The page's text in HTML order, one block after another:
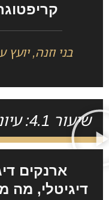
בני וזנה, יועץ
שיעור 4.1: עיוני
ארנקים
דיגיטלי, מה